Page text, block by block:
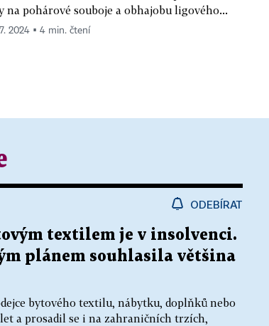
na pohárové souboje a obhajobu ligového...
7. 2024 ▪ 4 min. čtení
ODEBÍRAT
textilem je v insolvenci.
plánem souhlasila většina
bytového textilu, nábytku, doplňků nebo
a prosadil se i na zahraničních trzích,